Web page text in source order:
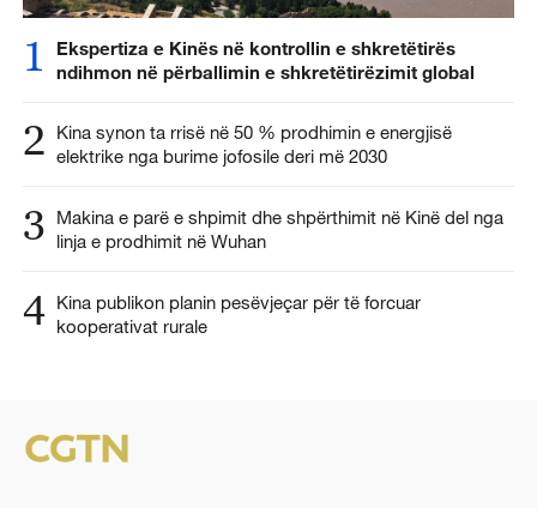
1
Ekspertiza e Kinës në kontrollin e shkretëtirës
ndihmon në përballimin e shkretëtirëzimit global
2
Kina synon ta rrisë në 50 % prodhimin e energjisë
elektrike nga burime jofosile deri më 2030
3
Makina e parë e shpimit dhe shpërthimit në Kinë del nga
linja e prodhimit në Wuhan
4 Kina publikon planin pesëvjeçar për të forcuar
kooperativat rurale